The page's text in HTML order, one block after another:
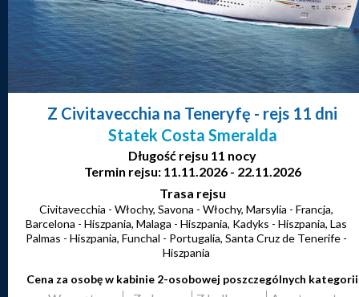
Z Civitavecchia na Teneryfę - rejs 11 dni
Statek Costa Smeralda
Długość rejsu 11 nocy
Termin rejsu: 11.11.2026 - 22.11.2026
Trasa rejsu
Civitavecchia - Włochy, Savona - Włochy, Marsylia - Francja,
Barcelona - Hiszpania, Malaga - Hiszpania, Kadyks - Hiszpania, Las
Palmas - Hiszpania, Funchal - Portugalia, Santa Cruz de Tenerife -
Hiszpania
Cena za osobę w kabinie 2-osobowej poszczególnych kategorii